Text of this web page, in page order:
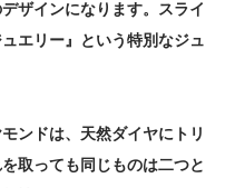
ザインになります。スライ
エリー』という特別なジュ
ンドは、天然ダイヤにトリ
取っても同じものは二つと